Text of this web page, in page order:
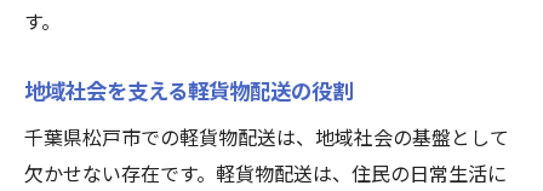
地域住民の生活スタイルに合わせた柔軟な
サービス
松戸市での軽貨物配送がもたらす新しい生
す。
地域社会を支える軽貨物配送の役割
千葉県松戸市での軽貨物配送は、地域社会の基盤として
欠かせない存在です。軽貨物配送は、住民の日常生活に